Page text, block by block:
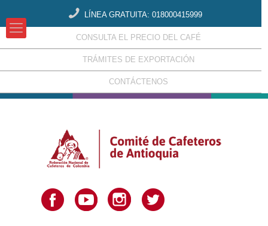
LÍNEA GRATUITA: 018000415999
CONSULTA EL PRECIO DEL CAFÉ
TRÁMITES DE EXPORTACIÓN
CONTÁCTENOS